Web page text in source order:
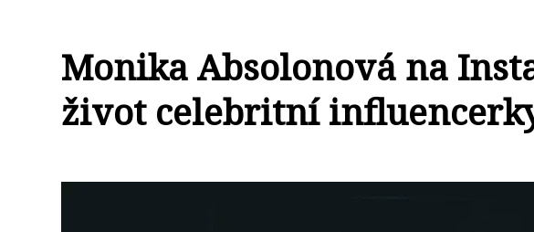
Monika Absolonová na
život celebritní